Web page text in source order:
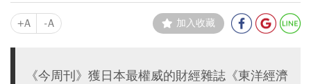
+A -A 加入收藏
《今周刊》獲日本最權威的財經雜誌《東洋經濟